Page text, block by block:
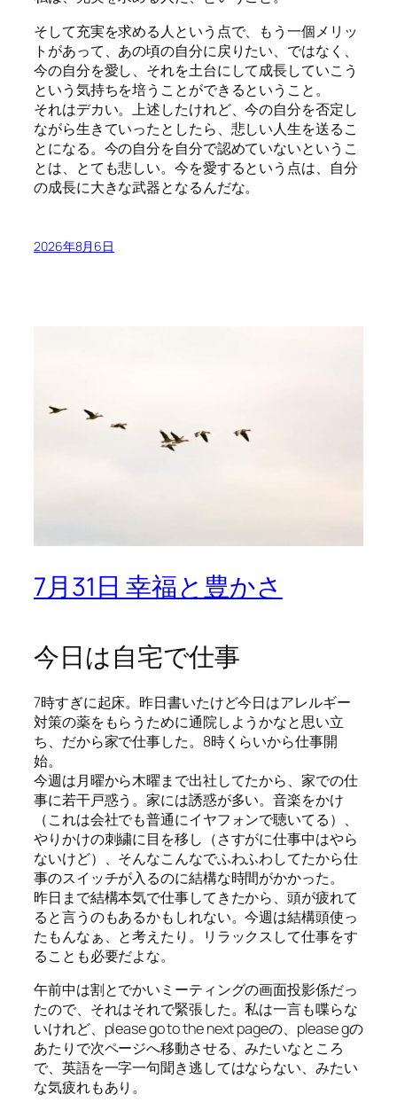
そして充実を求める人という点で、もう一個メリッ
トがあって、あの頃の自分に戻りたい、ではなく、
今の自分を愛し、それを土台にして成長していこう
という気持ちを培うことができるということ。
それはデカい。上述したけれど、今の自分を否定し
ながら生きていったとしたら、悲しい人生を送るこ
とになる。今の自分を自分で認めていないというこ
とは、とても悲しい。今を愛するという点は、自分
の成長に大きな武器となるんだな。
2026年8月6日
7月31日 幸福と豊かさ
今日は自宅で仕事
7時すぎに起床。昨日書いたけど今日はアレルギー
対策の薬をもらうために通院しようかなと思い立
ち、だから家で仕事した。8時くらいから仕事開
始。
今週は月曜から木曜まで出社してたから、家での仕
事に若干戸惑う。家には誘惑が多い。音楽をかけ
（これは会社でも普通にイヤフォンで聴いてる）、
やりかけの刺繍に目を移し（さすがに仕事中はやら
ないけど）、そんなこんなでふわふわしてたから仕
事のスイッチが入るのに結構な時間がかかった。
昨日まで結構本気で仕事してきたから、頭が疲れて
ると言うのもあるかもしれない。今週は結構頭使っ
たもんなぁ、と考えたり。リラックスして仕事をす
ることも必要だよな。
午前中は割とでかいミーティングの画面投影係だっ
たので、それはそれで緊張した。私は一言も喋らな
いけれど、please go to the next pageの、please gの
あたりで次ページへ移動させる、みたいなところ
で、英語を一字一句聞き逃してはならない、みたい
な気疲れもあり。